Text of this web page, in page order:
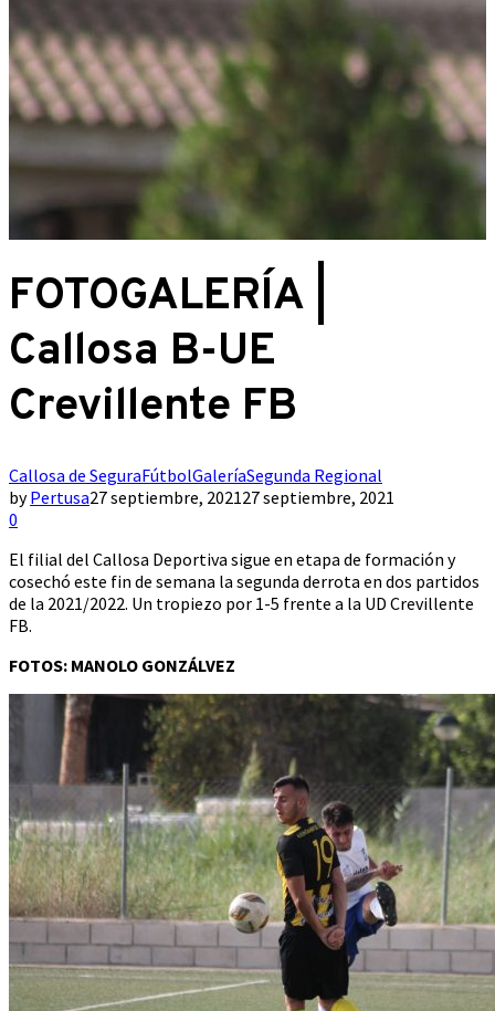
FOTOGALERÍA |
Callosa B-UE
Crevillente FB
Callosa de SeguraFútbolGaleríaSegunda Regional
byPertusa27 septiembre, 202127 septiembre, 2021
0
El filial del Callosa Deportiva sigue en etapa de formación y
cosechó este fin de semana la segunda derrota en dos partidos
de la 2021/2022. Un tropiezo por 1-5 frente a la UD Crevillente
FB.
FOTOS: MANOLO GONZÁLVEZ